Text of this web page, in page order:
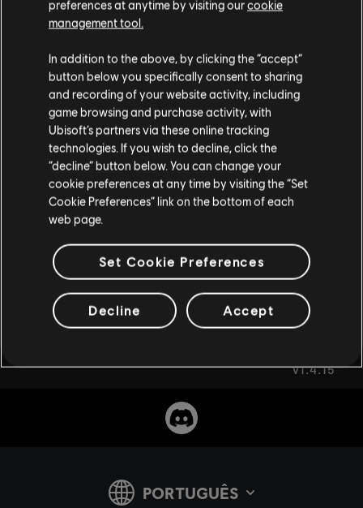
certos conteúdos podem não ser
apropriados para todas as idades ou para
Ao consumir este conteúdo, você concorda
que compreende os riscos.
COMPREENDO
SAIR
PERGUNTAS FREQUENTES
FÓRUM
SUPORTE
v1.4.15
preferences at anytime by visiting ourcookie
management tool.
In addition to the above, by clicking the “accept”
button below you specifically consent to sharing
and recording of your website activity, including
game browsing and purchase activity, with
Ubisoft’s partners via these online tracking
technologies. If you wish to decline, click the
“decline” button below. You can change your
cookie preferences at any time by visiting the “Set
Cookie Preferences” link on the bottom of each
web page.
Set Cookie Preferences
Decline Accept